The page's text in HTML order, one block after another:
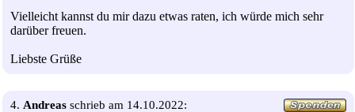
Vielleicht kannst du mir dazu etwas raten, ich würde mich sehr
darüber freuen.
Liebste Grüße
4. Andreas schrieb am 14.10.2022: